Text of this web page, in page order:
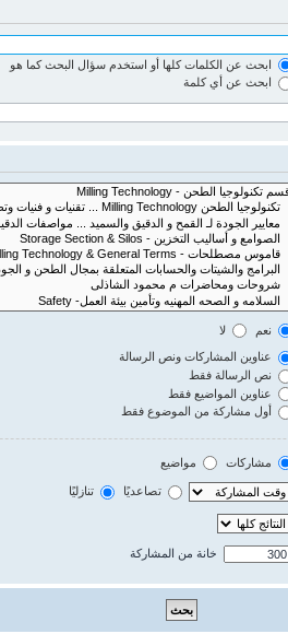
ابحث عن الكلمات كلها أو استخدم سؤال البحث كما هو
ابحث عن أي كلمة
نعم لا
عناوين المشاركات ونص الرسالة
نص الرسالة فقط
عناوين المواضيع فقط
أول مشاركة من الموضوع فقط
مشاركات مواضيع
تصاعديًا تنازليًا
خانة من المشاركة